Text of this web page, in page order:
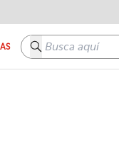
Busca aquí